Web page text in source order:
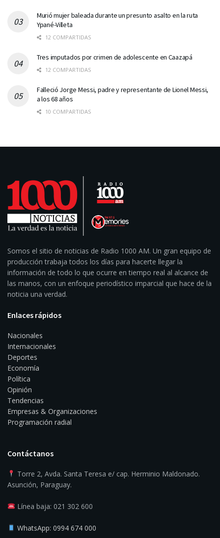
Murió mujer baleada durante un presunto asalto en la ruta
Ypané-Villeta
12 COMPARTIDAS
Tres imputados por crimen de adolescente en Caazapá
12 COMPARTIDAS
Falleció Jorge Messi, padre y representante de Lionel Messi,
a los 68 años
10 COMPARTIDAS
Somos el sitio de noticias de Radio 1000 AM. Un gran equipo de
producción trabaja todos los días para hacerte llegar la
información de todo lo que ocurre en tiempo real al alcance de
las manos, con un enfoque periodístico imparcial que hace de la
noticia una verdad.
Enlaces rápidos
Nacionales
Internacionales
Deportes
Economía
Política
Opinión
Tendencias
Empresas & Organizaciones
Programación radial
Contáctanos
Torre 2, Avda. Santa Teresa e/ cap. Herminio Maldonado.
Asunción, Paraguay.
Línea baja: 021 302 600
WhatsApp: 0994 674 000